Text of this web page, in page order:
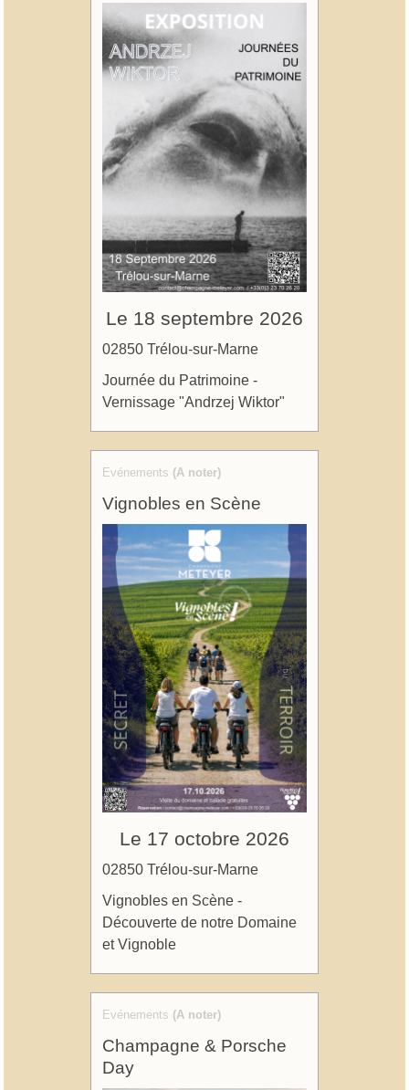
Le 18 septembre 2026
02850 Trélou-sur-Marne
Journée du Patrimoine -
Vernissage "Andrzej Wiktor"
Evénements (A noter)
Vignobles en Scène
Le 17 octobre 2026
02850 Trélou-sur-Marne
Vignobles en Scène -
Découverte de notre Domaine
et Vignoble
Evénements (A noter)
Champagne & Porsche
Day